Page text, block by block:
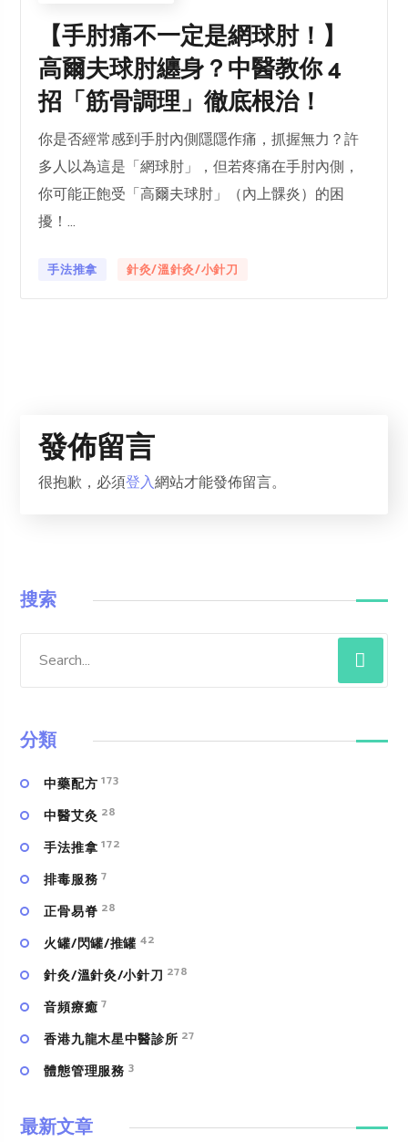
【手肘痛不一定是網球肘！】
高爾夫球肘纏身？中醫教你 4
招「筋骨調理」徹底根治！
你是否經常感到手肘內側隱隱作痛，抓握無力？許
多人以為這是「網球肘」，但若疼痛在手肘內側，
你可能正飽受「高爾夫球肘」（內上髁炎）的困
擾！...
手法推拿 針灸/溫針灸/小針刀
發佈留言
很抱歉，必須登入網站才能發佈留言。
搜索
分類
中藥配方 173
中醫艾灸 28
手法推拿 172
排毒服務 7
正骨易脊 28
火罐/閃罐/推罐 42
針灸/溫針灸/小針刀 278
⾳頻療癒 7
香港九龍木星中醫診所 27
體態管理服務 3
最新文章